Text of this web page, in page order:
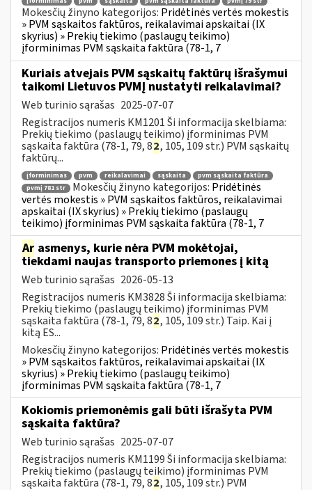
Mokesčių žinyno kategorijos: Pridėtinės vertės mokestis
» PVM sąskaitos faktūros, reikalavimai apskaitai (IX
skyrius) » Prekių tiekimo (paslaugų teikimo)
įforminimas PVM sąskaita faktūra (78-1, 7
Kuriais atvejais PVM sąskaitų faktūrų išrašymui
taikomi Lietuvos PVMĮ nustatyti reikalavimai?
Web turinio sąrašas 2025-07-07
Registracijos numeris KM1201 Ši informacija skelbiama:
Prekių tiekimo (paslaugų teikimo) įforminimas PVM
sąskaita faktūra (78-1, 79, 82, 105, 109 str.) PVM sąskaitų
faktūrų...
įforminimas pvm reikalavimai sąskaita
pvm sąskaita faktūra
pvmį 781 str
Mokesčių žinyno kategorijos: Pridėtinės
vertės mokestis » PVM sąskaitos faktūros, reikalavimai
apskaitai (IX skyrius) » Prekių tiekimo (paslaugų
teikimo) įforminimas PVM sąskaita faktūra (78-1, 7
Ar asmenys, kurie nėra PVM mokėtojai,
tiekdami naujas transporto priemones į kitą
Web turinio sąrašas 2026-05-13
Registracijos numeris KM3828 Ši informacija skelbiama:
Prekių tiekimo (paslaugų teikimo) įforminimas PVM
sąskaita faktūra (78-1, 79, 82, 105, 109 str.) Taip. Kai į
kitą ES...
Mokesčių žinyno kategorijos: Pridėtinės vertės mokestis
» PVM sąskaitos faktūros, reikalavimai apskaitai (IX
skyrius) » Prekių tiekimo (paslaugų teikimo)
įforminimas PVM sąskaita faktūra (78-1, 7
Kokiomis priemonėmis gali būti išrašyta PVM
sąskaita faktūra?
Web turinio sąrašas 2025-07-07
Registracijos numeris KM1199 Ši informacija skelbiama:
Prekių tiekimo (paslaugų teikimo) įforminimas PVM
sąskaita faktūra (78-1, 79, 82, 105, 109 str.) PVM